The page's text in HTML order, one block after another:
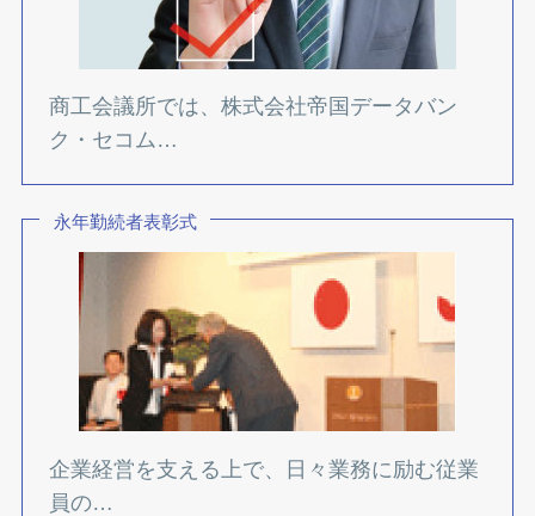
商工会議所では、株式会社帝国データバン
ク・セコム…
永年勤続者表彰式
企業経営を支える上で、日々業務に励む従業
員の…